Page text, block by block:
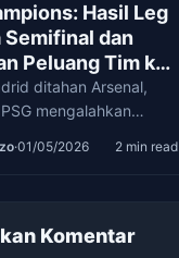
Hasil Leg
Semifinal dan
Peluang Tim ke
ditahan Arsenal,
mengalahkan
Liga Champions
·01/05/2026 2 min read
Komentar